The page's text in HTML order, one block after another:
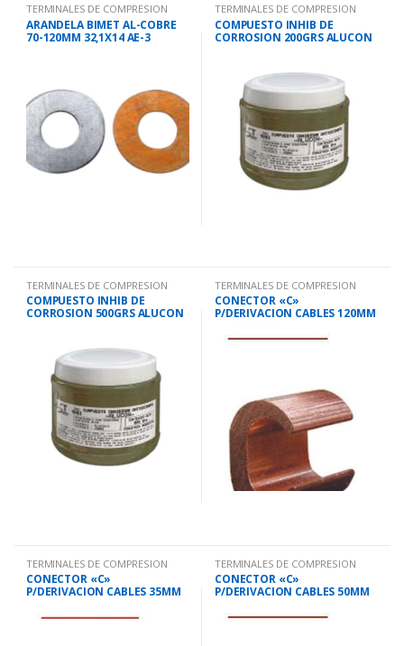
TERMINALES DE COMPRESION
ARANDELA BIMET AL-COBRE
70-120MM 32,1X14 AE-3
TERMINALES DE COMPRESION
COMPUESTO INHIB DE
CORROSION 200GRS ALUCON
TERMINALES DE COMPRESION
COMPUESTO INHIB DE
CORROSION 500GRS ALUCON
TERMINALES DE COMPRESION
CONECTOR «C»
P/DERIVACION CABLES 120MM
TERMINALES DE COMPRESION
CONECTOR «C»
P/DERIVACION CABLES 35MM
TERMINALES DE COMPRESION
CONECTOR «C»
P/DERIVACION CABLES 50MM